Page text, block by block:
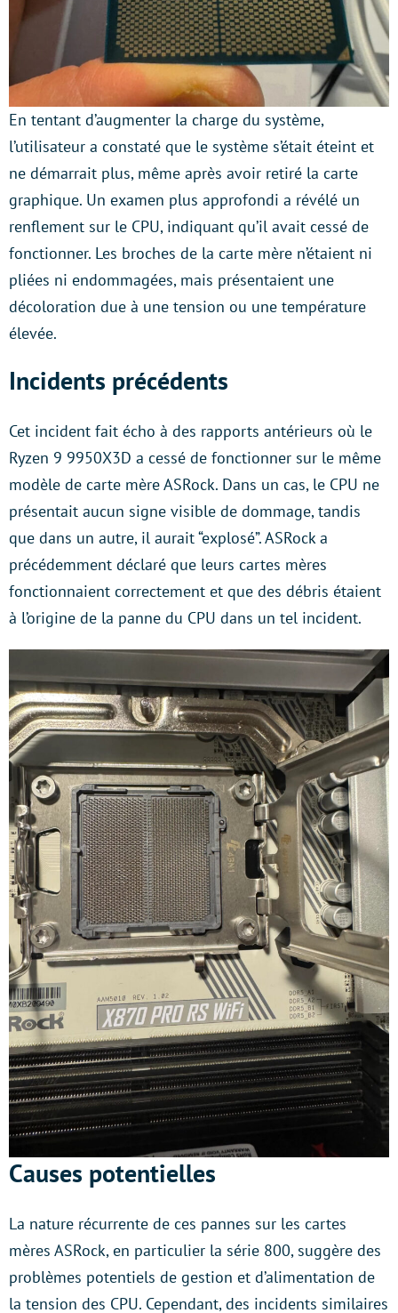
En tentant d’augmenter la charge du système,
l’utilisateur a constaté que le système s’était éteint et
ne démarrait plus, même après avoir retiré la carte
graphique. Un examen plus approfondi a révélé un
renflement sur le CPU, indiquant qu’il avait cessé de
fonctionner. Les broches de la carte mère n’étaient ni
pliées ni endommagées, mais présentaient une
décoloration due à une tension ou une température
élevée.
Incidents précédents
Cet incident fait écho à des rapports antérieurs où le
Ryzen 9 9950X3D a cessé de fonctionner sur le même
modèle de carte mère ASRock. Dans un cas, le CPU ne
présentait aucun signe visible de dommage, tandis
que dans un autre, il aurait “explosé”. ASRock a
précédemment déclaré que leurs cartes mères
fonctionnaient correctement et que des débris étaient
à l’origine de la panne du CPU dans un tel incident.
Causes potentielles
La nature récurrente de ces pannes sur les cartes
mères ASRock, en particulier la série 800, suggère des
problèmes potentiels de gestion et d’alimentation de
la tension des CPU. Cependant, des incidents similaires